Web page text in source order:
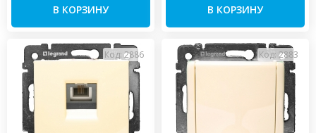
В КОРЗИНУ В КОРЗИНУ
Код: 2886 Код: 2883